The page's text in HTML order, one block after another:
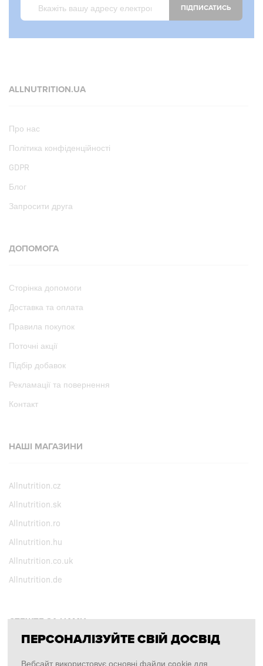
ПІДПИСАТИСЬ
ALLNUTRITION.UA
Про нас
Політика конфіденційності
GDPR
Блог
Запросити друга
ДОПОМОГА
Сторінка допомоги
Доставка та оплата
Правила покупок
Поточні акції
Підбір добавок
Рекламації та повернення
Контакт
НАШІ МАГАЗИНИ
Allnutrition.cz
Allnutrition.sk
Allnutrition.ro
Allnutrition.hu
Allnutrition.co.uk
Allnutrition.de
СТЕЖТЕ ЗА НАМИ
Facebook
ПЕРСОНАЛІЗУЙТЕ СВІЙ ДОСВІД
Вебсайт використовує основні файли cookie для